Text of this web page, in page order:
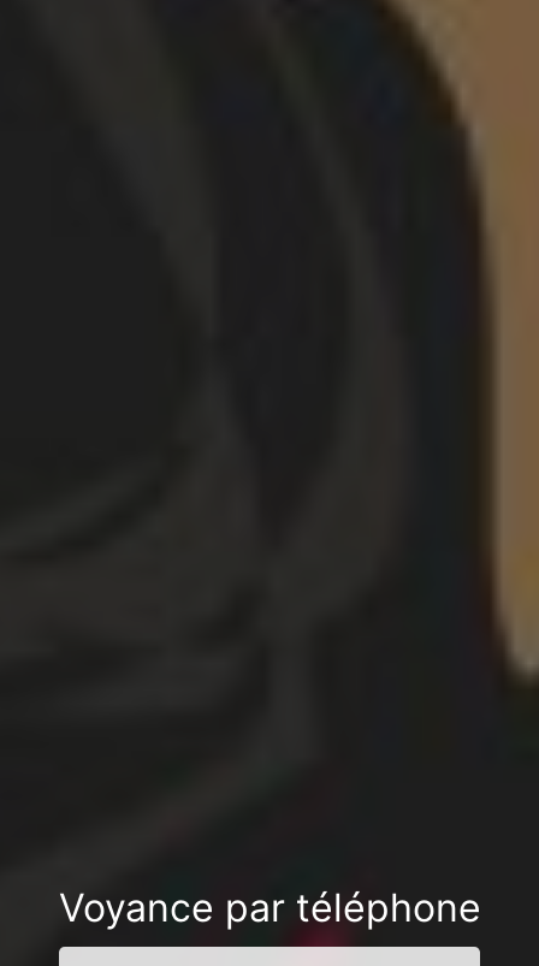
Voyance par téléphone